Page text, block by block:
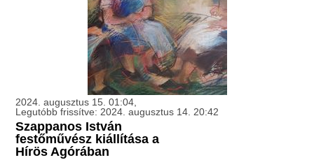
2024. augusztus 15. 01:04,
Legutóbb frissítve: 2024. augusztus 14. 20:42
Szappanos István
festőművész kiállítása a
Hírös Agórában